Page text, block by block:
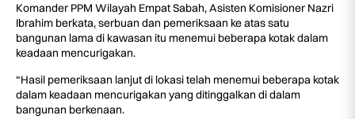
Komander PPM Wilayah Empat Sabah, Asisten Komisioner Nazri
Ibrahim berkata, serbuan dan pemeriksaan ke atas satu
bangunan lama di kawasan itu menemui beberapa kotak dalam
keadaan mencurigakan.
“Hasil pemeriksaan lanjut di lokasi telah menemui beberapa kotak
dalam keadaan mencurigakan yang ditinggalkan di dalam
bangunan berkenaan.